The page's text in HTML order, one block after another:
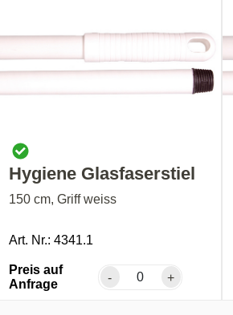
Hygiene Glasfaserstiel
150 cm, Griff weiss
Art. Nr.: 4341.1
Preis auf
Anfrage
- +